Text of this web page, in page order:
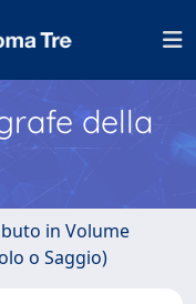
della
in Volume
o Saggio)